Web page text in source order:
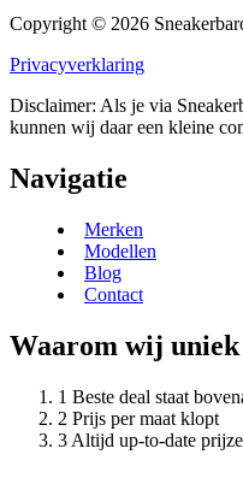
Copyright © 2026
Privacyverklaring
Disclaimer: Als je via
kunnen wij daar een kleine
Navigatie
Merken
Modellen
Blog
Contact
Waarom wij
Beste deal staat
Prijs per maat klopt
Altijd up-to-date